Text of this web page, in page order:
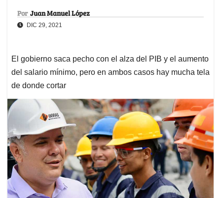
Por Juan Manuel López
DIC 29, 2021
El gobierno saca pecho con el alza del PIB y el aumento
del salario mínimo, pero en ambos casos hay mucha tela
de donde cortar